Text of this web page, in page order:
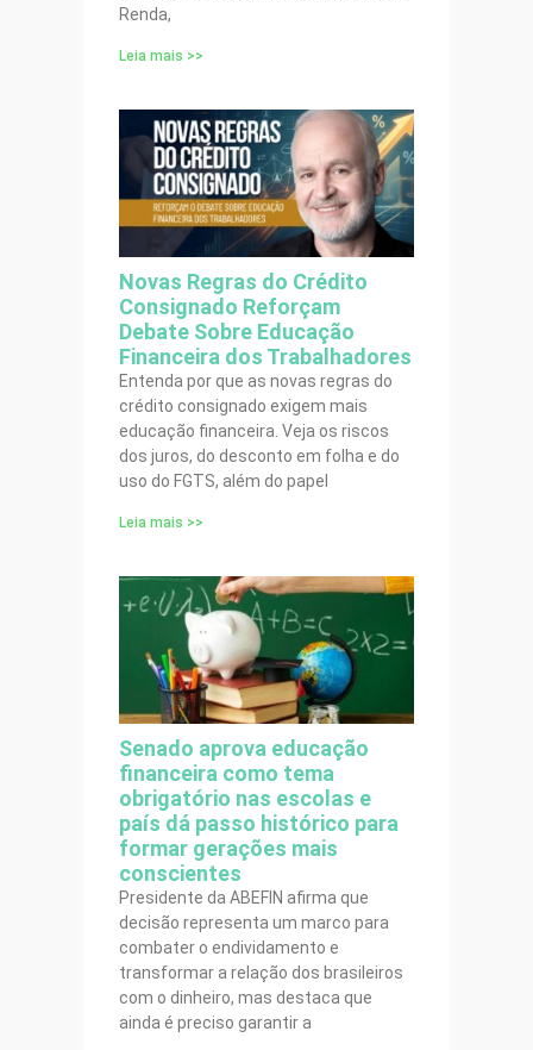
Renda,
Leia mais >>
Novas Regras do Crédito
Consignado Reforçam
Debate Sobre Educação
Financeira dos Trabalhadores
Entenda por que as novas regras do
crédito consignado exigem mais
educação financeira. Veja os riscos
dos juros, do desconto em folha e do
uso do FGTS, além do papel
Leia mais >>
Senado aprova educação
financeira como tema
obrigatório nas escolas e
país dá passo histórico para
formar gerações mais
conscientes
Presidente da ABEFIN afirma que
decisão representa um marco para
combater o endividamento e
transformar a relação dos brasileiros
com o dinheiro, mas destaca que
ainda é preciso garantir a